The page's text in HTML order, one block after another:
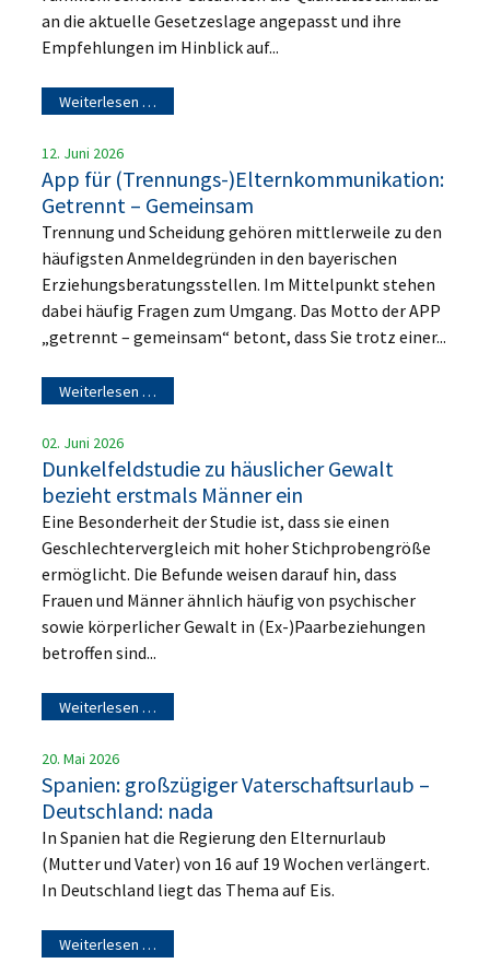
an die aktuelle Gesetzeslage angepasst und ihre
Empfehlungen im Hinblick auf...
Weiterlesen …
12. Juni 2026
App für (Trennungs-)Elternkommunikation:
Getrennt – Gemeinsam
Trennung und Scheidung gehören mittlerweile zu den
häufigsten Anmeldegründen in den bayerischen
Erziehungsberatungsstellen. Im Mittelpunkt stehen
dabei häufig Fragen zum Umgang. Das Motto der APP
„getrennt – gemeinsam“ betont, dass Sie trotz einer...
Weiterlesen …
02. Juni 2026
Dunkelfeldstudie zu häuslicher Gewalt
bezieht erstmals Männer ein
Eine Besonderheit der Studie ist, dass sie einen
Geschlechtervergleich mit hoher Stichprobengröße
ermöglicht. Die Befunde weisen darauf hin, dass
Frauen und Männer ähnlich häufig von psychischer
sowie körperlicher Gewalt in (Ex-)Paarbeziehungen
betroffen sind...
Weiterlesen …
20. Mai 2026
Spanien: großzügiger Vaterschaftsurlaub –
Deutschland: nada
In Spanien hat die Regierung den Elternurlaub
(Mutter und Vater) von 16 auf 19 Wochen verlängert.
In Deutschland liegt das Thema auf Eis.
Weiterlesen …